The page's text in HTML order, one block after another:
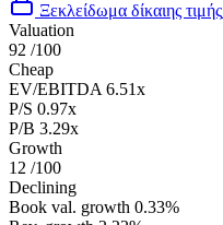
Ξεκλείδωμα δίκαιης τιμής
Valuation
92 /100
Cheap
EV/EBITDA 6.51x
P/S 0.97x
P/B 3.29x
Growth
12 /100
Declining
Book val. growth 0.33%